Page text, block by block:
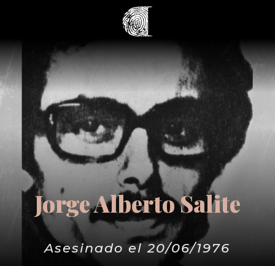
Jorge Alberto Salite
Asesinado el 20/06/1976